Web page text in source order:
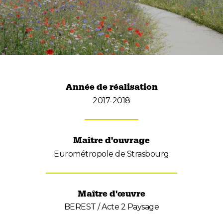
Année de réalisation
2017-2018
Maître d'ouvrage
Eurométropole de Strasbourg
Maître d'œuvre
BEREST / Acte 2 Paysage